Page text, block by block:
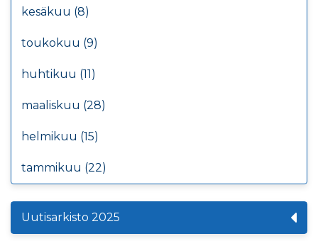
kesäkuu (8)
toukokuu (9)
huhtikuu (11)
maaliskuu (28)
helmikuu (15)
tammikuu (22)
Uutisarkisto 2025